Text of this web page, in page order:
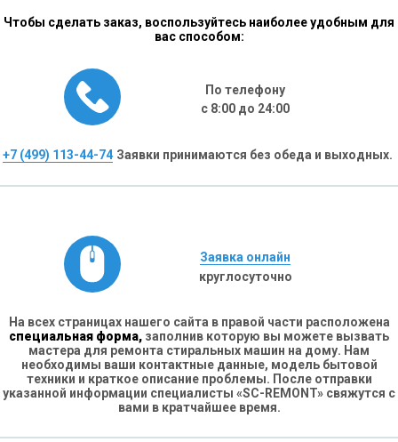
Чтобы сделать заказ, воспользуйтесь наиболее удобным для
вас способом:
По телефону
с 8:00 до 24:00
+7 (499) 113-44-74 Заявки принимаются без обеда и выходных.
Заявка онлайн
круглосуточно
На всех страницах нашего сайта в правой части расположена
специальная форма, заполнив которую вы можете вызвать
мастера для ремонта стиральных машин на дому. Нам
необходимы ваши контактные данные, модель бытовой
техники и краткое описание проблемы. После отправки
указанной информации специалисты «SC-REMONT» свяжутся с
вами в кратчайшее время.